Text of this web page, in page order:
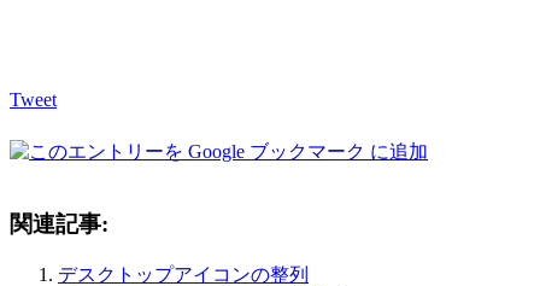
Tweet
関連記事:
デスクトップアイコンの整列